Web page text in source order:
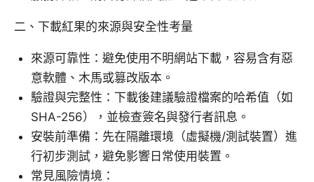
二、下載紅果的來源與安全性考量
來源可靠性：避免使用不明網站下載，容易含有惡
意軟體、木馬或篡改版本。
驗證與完整性：下載後建議驗證檔案的哈希值（如
SHA-256），並檢查簽名與發行者訊息。
安裝前準備：先在隔離環境（虛擬機/測試裝置）進
行初步測試，避免影響日常使用裝置。
常見風險情境：